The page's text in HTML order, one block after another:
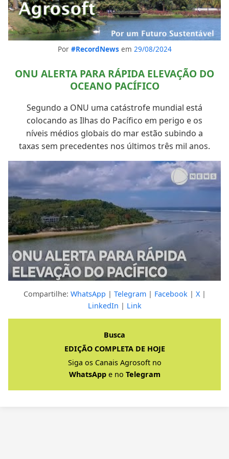
Por #RecordNews em 29/08/2024
ONU ALERTA PARA RÁPIDA ELEVAÇÃO DO
OCEANO PACÍFICO
Segundo a ONU uma catástrofe mundial está
colocando as Ilhas do Pacífico em perigo e os
níveis médios globais do mar estão subindo a
taxas sem precedentes nos últimos três mil anos.
Clique para ver a resposta completa
Compartilhe: WhatsApp | Telegram| Facebook | X|
LinkedIn | Link
Busca
EDIÇÃO COMPLETA DE HOJE
Siga os Canais Agrosoft no
WhatsAppe no Telegram